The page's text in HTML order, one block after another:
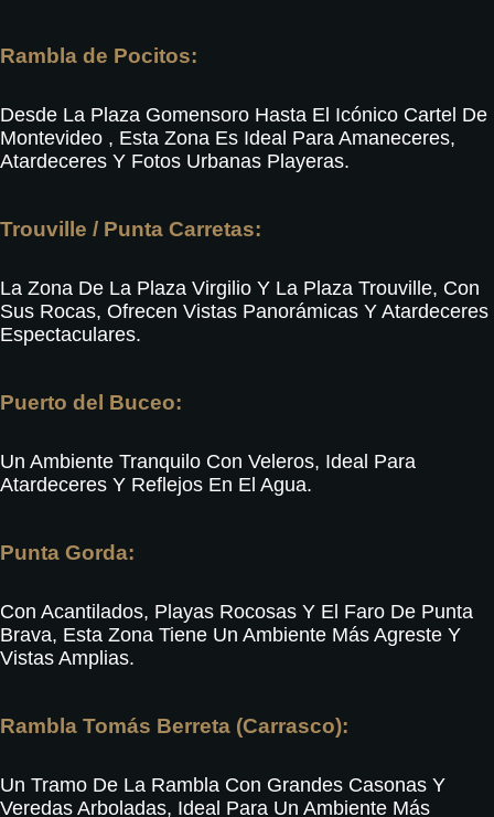
Rambla de Pocitos:
Desde La Plaza Gomensoro Hasta El Icónico Cartel De
Montevideo , Esta Zona Es Ideal Para Amaneceres,
Atardeceres Y Fotos Urbanas Playeras.
Trouville / Punta Carretas:
La Zona De La Plaza Virgilio Y La Plaza Trouville, Con
Sus Rocas, Ofrecen Vistas Panorámicas Y Atardeceres
Espectaculares.
Puerto del Buceo:
Un Ambiente Tranquilo Con Veleros, Ideal Para
Atardeceres Y Reflejos En El Agua.
Punta Gorda:
Con Acantilados, Playas Rocosas Y El Faro De Punta
Brava, Esta Zona Tiene Un Ambiente Más Agreste Y
Vistas Amplias.
Rambla Tomás Berreta (Carrasco):
Un Tramo De La Rambla Con Grandes Casonas Y
Veredas Arboladas, Ideal Para Un Ambiente Más